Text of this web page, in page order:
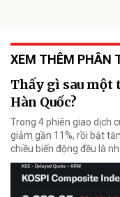
XEM THÊM PHÂN
Thấy gì sau một
Hàn Quốc?
Trong 4 phiên giao dịch
giảm gần 11%, rồi bật
chiều biến động đều là